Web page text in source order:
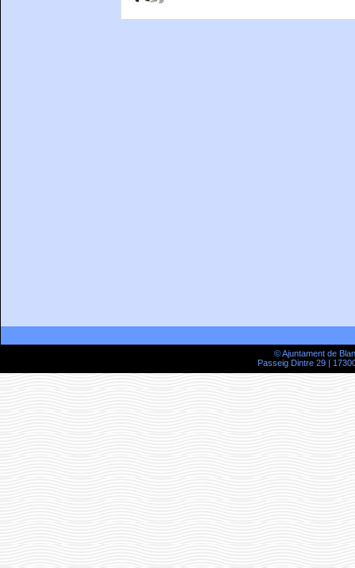
© Ajuntament de
Passeig Dintre 29 |